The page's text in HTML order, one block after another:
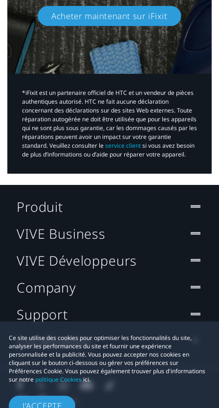
Acheter maintenant sur iFixit​
*iFixit est un partenaire officiel de HTC et un vendeur de pièces
authentiques autorisé. HTC ne fait aucune déclaration
concernant des déclarations sur des sites Web externes. Toute
réparation autogérée ne doit être utilisée que pour les appareils
qui ne sont plus sous garantie, car les dommages causés par les
réparations peuvent avoir un impact sur votre garantie
standard. Veuillez consulter leservice clientsi vous avez besoin
de plus d’informations ou d’aide pour réparer votre appareil.​
Ce site utilise des cookies pour optimiser les fonctionnalités du site,
analyser les performances du site et fournir une expérience
personnalisée et la publicité. Vous pouvez accepter nos cookies en
cliquant sur le bouton ci-dessous ou gérer vos préférences sur
Préférences Cookie. Vous pouvez également trouver plus d'informations
sur notre politique Cookiesici.
Produit
VIVE Business
VIVE Développeurs
Company
Support
Localisation